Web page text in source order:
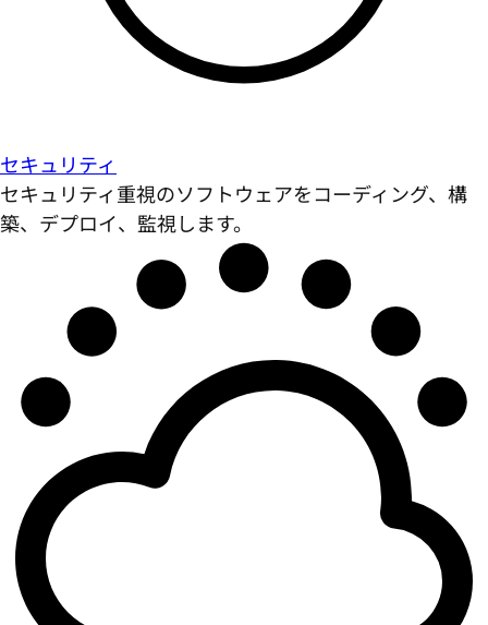
セキュリティ
セキュリティ重視のソフトウェアをコーディング、構
築、デプロイ、監視します。